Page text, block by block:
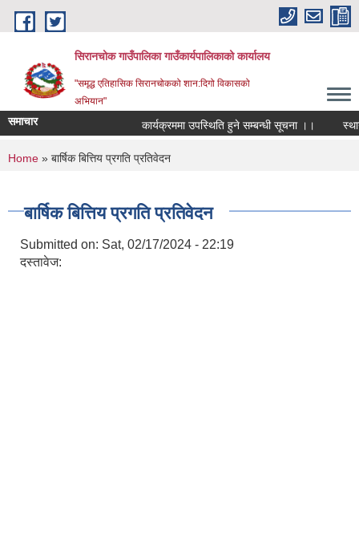
Skip to main content
सिरानचोक गाउँपालिका गाउँकार्यपालिकाको कार्यालय
"समृद्ध एतिहासिक सिरानचोकको शान:दिगो विकासको
अभियान"
समाचार कार्यक्रममा उपस्थिति हुने सम्बन्धी सूचना ।।
You are here
Home » बार्षिक बित्तिय प्रगति प्रतिवेदन
बार्षिक बित्तिय प्रगति प्रतिवेदन
Submitted on: Sat, 02/17/2024 - 22:19
दस्तावेज: